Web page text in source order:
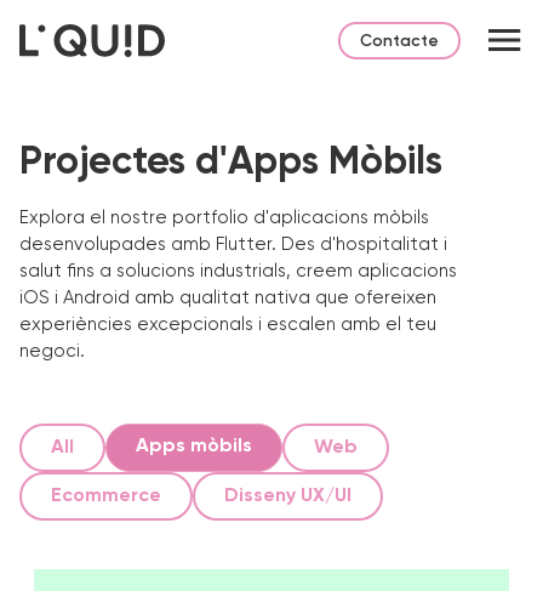
Contacte
Projectes d'Apps Mòbils
Explora el nostre portfolio d'aplicacions mòbils
desenvolupades amb Flutter. Des d'hospitalitat i
salut fins a solucions industrials, creem aplicacions
iOS i Android amb qualitat nativa que ofereixen
experiències excepcionals i escalen amb el teu
negoci.
All Apps mòbils Web
Ecommerce Disseny UX/UI